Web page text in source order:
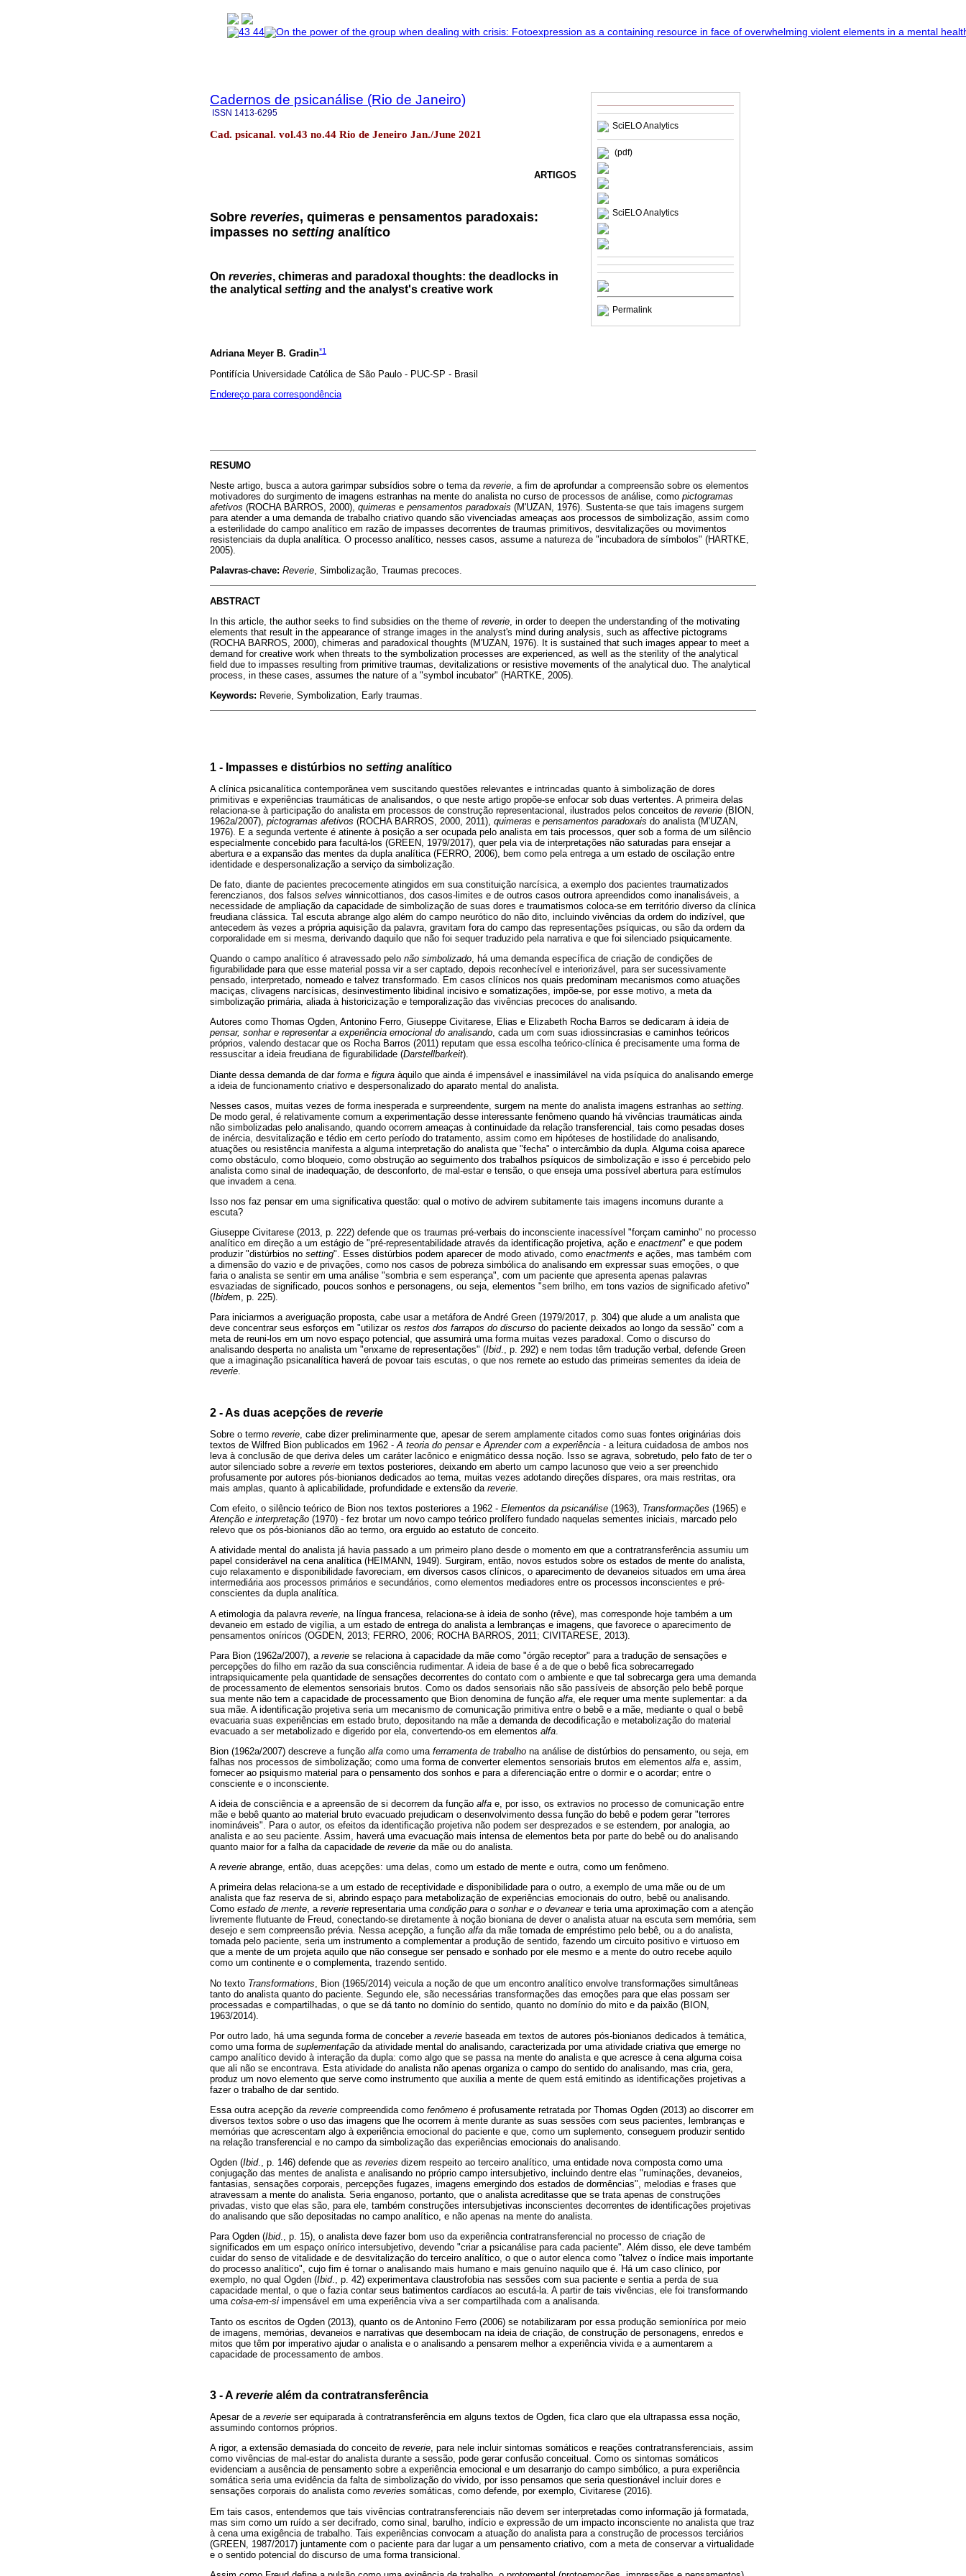
SciELO Analytics
(pdf)
SciELO Analytics
Permalink
Cadernos de psicanálise (Rio de Janeiro)
ISSN 1413-6295
Cad. psicanal. vol.43 no.44 Rio de Jeneiro Jan./June 2021
ARTIGOS
Sobre reveries, quimeras e pensamentos paradoxais:
impasses no setting analítico
On reveries, chimeras and paradoxal thoughts: the deadlocks in
the analytical setting and the analyst's creative work
Adriana Meyer B. Gradin*1
Pontifícia Universidade Católica de São Paulo - PUC-SP - Brasil
Endereço para correspondência
RESUMO
Neste artigo, busca a autora garimpar subsídios sobre o tema da reverie, a fim de aprofundar a compreensão sobre os elementos
motivadores do surgimento de imagens estranhas na mente do analista no curso de processos de análise, como pictogramas
afetivos (ROCHA BARROS, 2000), quimeras e pensamentos paradoxais (M'UZAN, 1976). Sustenta-se que tais imagens surgem
para atender a uma demanda de trabalho criativo quando são vivenciadas ameaças aos processos de simbolização, assim como
a esterilidade do campo analítico em razão de impasses decorrentes de traumas primitivos, desvitalizações ou movimentos
resistenciais da dupla analítica. O processo analítico, nesses casos, assume a natureza de "incubadora de símbolos" (HARTKE,
2005).
Palavras-chave: Reverie, Simbolização, Traumas precoces.
ABSTRACT
In this article, the author seeks to find subsidies on the theme of reverie , in order to deepen the understanding of the motivating
elements that result in the appearance of strange images in the analyst's mind during analysis, such as affective pictograms
(ROCHA BARROS, 2000), chimeras and paradoxical thoughts (M'UZAN, 1976). It is sustained that such images appear to meet a
demand for creative work when threats to the symbolization processes are experienced, as well as the sterility of the analytical
field due to impasses resulting from primitive traumas, devitalizations or resistive movements of the analytical duo. The analytical
process, in these cases, assumes the nature of a "symbol incubator" (HARTKE, 2005).
Keywords: Reverie, Symbolization, Early traumas.
1 - Impasses e distúrbios no setting analítico
A clínica psicanalítica contemporânea vem suscitando questões relevantes e intrincadas quanto à simbolização de dores
primitivas e experiências traumáticas de analisandos, o que neste artigo propõe-se enfocar sob duas vertentes. A primeira delas
relaciona-se à participação do analista em processos de construção representacional, ilustrados pelos conceitos de reverie (BION,
1962a/2007), pictogramas afetivos (ROCHA BARROS, 2000, 2011), quimeras e pensamentos paradoxais do analista (M'UZAN,
1976). E a segunda vertente é atinente à posição a ser ocupada pelo analista em tais processos, quer sob a forma de um silêncio
especialmente concebido para facultá-los (GREEN, 1979/2017), quer pela via de interpretações não saturadas para ensejar a
abertura e a expansão das mentes da dupla analítica (FERRO, 2006), bem como pela entrega a um estado de oscilação entre
identidade e despersonalização a serviço da simbolização.
De fato, diante de pacientes precocemente atingidos em sua constituição narcísica, a exemplo dos pacientes traumatizados
ferenczianos, dos falsos selves winnicottianos, dos casos-limites e de outros casos outrora apreendidos como inanalisáveis, a
necessidade de ampliação da capacidade de simbolização de suas dores e traumatismos coloca-se em território diverso da clínica
freudiana clássica. Tal escuta abrange algo além do campo neurótico do não dito, incluindo vivências da ordem do indizível, que
antecedem às vezes a própria aquisição da palavra, gravitam fora do campo das representações psíquicas, ou são da ordem da
corporalidade em si mesma, derivando daquilo que não foi sequer traduzido pela narrativa e que foi silenciado psiquicamente.
Quando o campo analítico é atravessado pelo não simbolizado, há uma demanda específica de criação de condições de
figurabilidade para que esse material possa vir a ser captado, depois reconhecível e interiorizável, para ser sucessivamente
pensado, interpretado, nomeado e talvez transformado. Em casos clínicos nos quais predominam mecanismos como atuações
maciças, clivagens narcísicas, desinvestimento libidinal incisivo e somatizações, impõe-se, por esse motivo, a meta da
simbolização primária, aliada à historicização e temporalização das vivências precoces do analisando.
Autores como Thomas Ogden, Antonino Ferro, Giuseppe Civitarese, Elias e Elizabeth Rocha Barros se dedicaram à ideia de
pensar, sonhar e representar a experiência emocional do analisando, cada um com suas idiossincrasias e caminhos teóricos
próprios, valendo destacar que os Rocha Barros (2011) reputam que essa escolha teórico-clínica é precisamente uma forma de
ressuscitar a ideia freudiana de figurabilidade (Darstellbarkeit).
Diante dessa demanda de dar forma e figura àquilo que ainda é impensável e inassimilável na vida psíquica do analisando emerge
a ideia de funcionamento criativo e despersonalizado do aparato mental do analista.
Nesses casos, muitas vezes de forma inesperada e surpreendente, surgem na mente do analista imagens estranhas ao setting
De modo geral, é relativamente comum a experimentação desse interessante fenômeno quando há vivências traumáticas ainda
não simbolizadas pelo analisando, quando ocorrem ameaças à continuidade da relação transferencial, tais como pesadas doses
de inércia, desvitalização e tédio em certo período do tratamento, assim como em hipóteses de hostilidade do analisando,
atuações ou resistência manifesta a alguma interpretação do analista que "fecha" o intercâmbio da dupla. Alguma coisa aparece
como obstáculo, como bloqueio, como obstrução ao seguimento dos trabalhos psíquicos de simbolização e isso é percebido pelo
analista como sinal de inadequação, de desconforto, de mal-estar e tensão, o que enseja uma possível abertura para estímulos
que invadem a cena.
Isso nos faz pensar em uma significativa questão: qual o motivo de advirem subitamente tais imagens incomuns durante a
escuta?
Giuseppe Civitarese (2013, p. 222) defende que os traumas pré-verbais do inconsciente inacessível "forçam caminho" no processo
analítico em direção a um estágio de "pré-representabilidade através da identificação projetiva, ação e enactment" e que podem
produzir "distúrbios no setting". Esses distúrbios podem aparecer de modo ativado, como enactments e ações, mas também com
a dimensão do vazio e de privações, como nos casos de pobreza simbólica do analisando em expressar suas emoções, o que
faria o analista se sentir em uma análise "sombria e sem esperança", com um paciente que apresenta apenas palavras
esvaziadas de significado, poucos sonhos e personagens, ou seja, elementos "sem brilho, em tons vazios de significado afetivo"
(Ibidem, p. 225).
Para iniciarmos a averiguação proposta, cabe usar a metáfora de André Green (1979/2017, p. 304) que alude a um analista que
deve concentrar seus esforços em "utilizar os restos dos farrapos do discurso do paciente deixados ao longo da sessão" com a
meta de reuni-los em um novo espaço potencial, que assumirá uma forma muitas vezes paradoxal. Como o discurso do
analisando desperta no analista um "enxame de representações" (Ibid., p. 292) e nem todas têm tradução verbal, defende Green
que a imaginação psicanalítica haverá de povoar tais escutas, o que nos remete ao estudo das primeiras sementes da ideia de
reverie.
2 - As duas acepções de reverie
Sobre o termo reverie , cabe dizer preliminarmente que, apesar de serem amplamente citados como suas fontes originárias dois
textos de Wilfred Bion publicados em 1962 - A teoria do pensare Aprender com a experiência - a leitura cuidadosa de ambos nos
leva à conclusão de que deriva deles um caráter lacônico e enigmático dessa noção. Isso se agrava, sobretudo, pelo fato de ter o
autor silenciado sobre a reverie em textos posteriores, deixando em aberto um campo lacunoso que veio a ser preenchido
profusamente por autores pós-bionianos dedicados ao tema, muitas vezes adotando direções díspares, ora mais restritas, ora
mais amplas, quanto à aplicabilidade, profundidade e extensão da reverie
Com efeito, o silêncio teórico de Bion nos textos posteriores a 1962 - Elementos da psicanálise (1963), Transformações (1965) e
Atenção e interpretação (1970) - fez brotar um novo campo teórico prolífero fundado naquelas sementes iniciais, marcado pelo
relevo que os pós-bionianos dão ao termo, ora erguido ao estatuto de conceito.
A atividade mental do analista já havia passado a um primeiro plano desde o momento em que a contratransferência assumiu um
papel considerável na cena analítica (HEIMANN, 1949). Surgiram, então, novos estudos sobre os estados de mente do analista,
cujo relaxamento e disponibilidade favoreciam, em diversos casos clínicos, o aparecimento de devaneios situados em uma área
intermediária aos processos primários e secundários, como elementos mediadores entre os processos inconscientes e pré-
conscientes da dupla analítica.
A etimologia da palavra reverie , na língua francesa, relaciona-se à ideia de sonho (rêve), mas corresponde hoje também a um
devaneio em estado de vigília, a um estado de entrega do analista a lembranças e imagens, que favorece o aparecimento de
pensamentos oníricos (OGDEN, 2013; FERRO, 2006; ROCHA BARROS, 2011; CIVITARESE, 2013).
Para Bion (1962a/2007), a reverie se relaciona à capacidade da mãe como "órgão receptor" para a tradução de sensações e
percepções do filho em razão da sua consciência rudimentar. A ideia de base é a de que o bebê fica sobrecarregado
intrapsiquicamente pela quantidade de sensações decorrentes do contato com o ambiente e que tal sobrecarga gera uma demanda
de processamento de elementos sensoriais brutos. Como os dados sensoriais não são passíveis de absorção pelo bebê porque
sua mente não tem a capacidade de processamento que Bion denomina de função alfa , ele requer uma mente suplementar: a da
sua mãe. A identificação projetiva seria um mecanismo de comunicação primitiva entre o bebê e a mãe, mediante o qual o bebê
evacuaria suas experiências em estado bruto, depositando na mãe a demanda de decodificação e metabolização do material
evacuado a ser metabolizado e digerido por ela, convertendo-os em elementos alfa
Bion (1962a/2007) descreve a função alfa como uma ferramenta de trabalho na análise de distúrbios do pensamento, ou seja, em
falhas nos processos de simbolização; como uma forma de converter elementos sensoriais brutos em elementos alfa e, assim,
fornecer ao psiquismo material para o pensamento dos sonhos e para a diferenciação entre o dormir e o acordar; entre o
consciente e o inconsciente.
A ideia de consciência e a apreensão de si decorrem da função alfa e, por isso, os extravios no processo de comunicação entre
mãe e bebê quanto ao material bruto evacuado prejudicam o desenvolvimento dessa função do bebê e podem gerar "terrores
inomináveis". Para o autor, os efeitos da identificação projetiva não podem ser desprezados e se estendem, por analogia, ao
analista e ao seu paciente. Assim, haverá uma evacuação mais intensa de elementos beta por parte do bebê ou do analisando
quanto maior for a falha da capacidade de reverie da mãe ou do analista.
A reverie abrange, então, duas acepções: uma delas, como um estado de mente e outra, como um fenômeno.
A primeira delas relaciona-se a um estado de receptividade e disponibilidade para o outro, a exemplo de uma mãe ou de um
analista que faz reserva de si, abrindo espaço para metabolização de experiências emocionais do outro, bebê ou analisando.
Como estado de mente, a reverie representaria uma condição para o sonhar e o devaneare teria uma aproximação com a atenção
livremente flutuante de Freud, conectando-se diretamente à noção bioniana de dever o analista atuar na escuta sem memória, sem
desejo e sem compreensão prévia. Nessa acepção, a função alfa da mãe tomada de empréstimo pelo bebê, ou a do analista,
tomada pelo paciente, seria um instrumento a complementar a produção de sentido, fazendo um circuito positivo e virtuoso em
que a mente de um projeta aquilo que não consegue ser pensado e sonhado por ele mesmo e a mente do outro recebe aquilo
como um continente e o complementa, trazendo sentido.
No texto Transformations , Bion (1965/2014) veicula a noção de que um encontro analítico envolve transformações simultâneas
tanto do analista quanto do paciente. Segundo ele, são necessárias transformações das emoções para que elas possam ser
processadas e compartilhadas, o que se dá tanto no domínio do sentido, quanto no domínio do mito e da paixão (BION,
1963/2014).
Por outro lado, há uma segunda forma de conceber a reverie baseada em textos de autores pós-bionianos dedicados à temática,
como uma forma de suplementação da atividade mental do analisando, caracterizada por uma atividade criativa que emerge no
campo analítico devido à interação da dupla: como algo que se passa na mente do analista e que acresce à cena alguma coisa
que ali não se encontrava. Esta atividade do analista não apenas organiza o campo do sentido do analisando, mas cria, gera,
produz um novo elemento que serve como instrumento que auxilia a mente de quem está emitindo as identificações projetivas a
fazer o trabalho de dar sentido.
Essa outra acepção da reverie compreendida como fenômeno é profusamente retratada por Thomas Ogden (2013) ao discorrer em
diversos textos sobre o uso das imagens que lhe ocorrem à mente durante as suas sessões com seus pacientes, lembranças e
memórias que acrescentam algo à experiência emocional do paciente e que, como um suplemento, conseguem produzir sentido
na relação transferencial e no campo da simbolização das experiências emocionais do analisando.
Ogden (Ibid., p. 146) defende que as reveries dizem respeito ao terceiro analítico, uma entidade nova composta como uma
conjugação das mentes de analista e analisando no próprio campo intersubjetivo, incluindo dentre elas "ruminações, devaneios,
fantasias, sensações corporais, percepções fugazes, imagens emergindo dos estados de dormências", melodias e frases que
atravessam a mente do analista. Seria enganoso, portanto, que o analista acreditasse que se trata apenas de construções
privadas, visto que elas são, para ele, também construções intersubjetivas inconscientes decorrentes de identificações projetivas
do analisando que são depositadas no campo analítico, e não apenas na mente do analista.
Para Ogden (Ibid., p. 15), o analista deve fazer bom uso da experiência contratransferencial no processo de criação de
significados em um espaço onírico intersubjetivo, devendo "criar a psicanálise para cada paciente". Além disso, ele deve também
cuidar do senso de vitalidade e de desvitalização do terceiro analítico, o que o autor elenca como "talvez o índice mais importante
do processo analítico", cujo fim é tornar o analisando mais humano e mais genuíno naquilo que é. Há um caso clínico, por
exemplo, no qual Ogden (Ibid., p. 42) experimentava claustrofobia nas sessões com sua paciente e sentia a perda de sua
capacidade mental, o que o fazia contar seus batimentos cardíacos ao escutá-la. A partir de tais vivências, ele foi transformando
uma coisa-em-si impensável em uma experiência viva a ser compartilhada com a analisanda.
Tanto os escritos de Ogden (2013), quanto os de Antonino Ferro (2006) se notabilizaram por essa produção semionírica por meio
de imagens, memórias, devaneios e narrativas que desembocam na ideia de criação, de construção de personagens, enredos e
mitos que têm por imperativo ajudar o analista e o analisando a pensarem melhor a experiência vivida e a aumentarem a
capacidade de processamento de ambos.
3 - A reverie além da contratransferência
Apesar de a reverie ser equiparada à contratransferência em alguns textos de Ogden, fica claro que ela ultrapassa essa noção,
assumindo contornos próprios.
A rigor, a extensão demasiada do conceito de reverie, para nele incluir sintomas somáticos e reações contratransferenciais, assim
como vivências de mal-estar do analista durante a sessão, pode gerar confusão conceitual. Como os sintomas somáticos
evidenciam a ausência de pensamento sobre a experiência emocional e um desarranjo do campo simbólico, a pura experiência
somática seria uma evidência da falta de simbolização do vivido, por isso pensamos que seria questionável incluir dores e
sensações corporais do analista como reveries somáticas, como defende, por exemplo, Civitarese (2016).
Em tais casos, entendemos que tais vivências contratransferenciais não devem ser interpretadas como informação já formatada,
mas sim como um ruído a ser decifrado, como sinal, barulho, indício e expressão de um impacto inconsciente no analista que traz
à cena uma exigência de trabalho. Tais experiências convocam a atuação do analista para a construção de processos terciários
(GREEN, 1987/2017) juntamente com o paciente para dar lugar a um pensamento criativo, com a meta de conservar a virtualidade
e o sentido potencial do discurso de uma forma transicional.